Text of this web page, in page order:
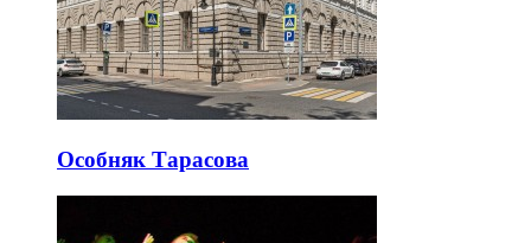
Особняк Тарасова